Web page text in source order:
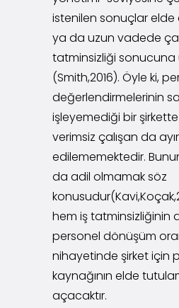
istenilen sonuçlar
ya da uzun vadede
tatminsizliği sonucuna
(Smith,2016). Öyle ki,
değerlendirmelerinin
işleyemediği bir
verimsiz çalışan da
edilememektedir.
da adil olmamak söz
hem iş tatminsizliğinin
personel dönüşüm
nihayetinde şirket için
kaynağının elde
açacaktır.